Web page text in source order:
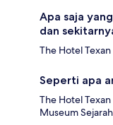
Apa saja
dan
The Hotel
Seperti apa
The Hotel
Museum